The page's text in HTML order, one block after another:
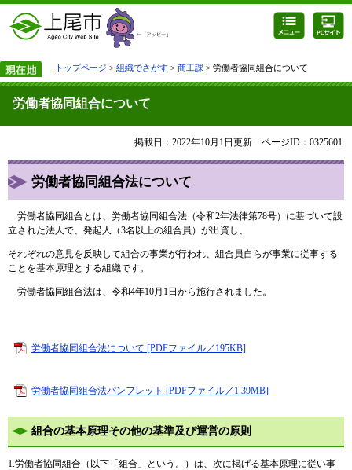
トップページ > 組織でさがす > 商工課 > 労働者協同組合について
労働者協同組合について
掲載日：2022年10月1日更新 ページID：0325601
労働者協同組合法について
労働者協同組合とは、労働者協同組合法（令和2年法律第78号）に基づいて設
立された法人で、発起人（3名以上の組合員）が出資し、
それぞれの意見を反映して組合の事業が行われ、組合員自らが事業に従事する
ことを基本原理とする組織です。
労働者協同組合法は、令和4年10月1日から施行されました。
労働者協同組合法について [PDFファイル／195KB]
労働者協同組合法パンフレット [PDFファイル／1.39MB]
組合の基本原理その他の基準及び運営の原則
1.労働者協同組合（以下「組合」という。）は、次に掲げる基本原理に従い事